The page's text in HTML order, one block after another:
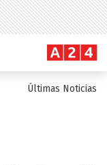
Últimas Noticias